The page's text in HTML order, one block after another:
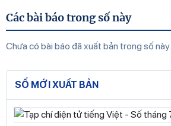
Các bài báo trong số này
Chưa có bài báo đã xuất bản trong số này.
SỐ MỚI XUẤT BẢN